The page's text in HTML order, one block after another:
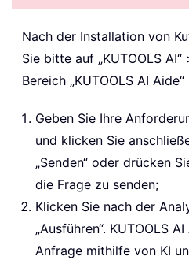
Nach der Installation von
Sie bitte auf „KUTOOLS
Bereich „KUTOOLS AI
Geben Sie Ihre
und klicken Sie
„Senden“ oder drücken
die Frage zu senden;
Klicken Sie nach der
„Ausführen“. KUTOOLS
Anfrage mithilfe von KI